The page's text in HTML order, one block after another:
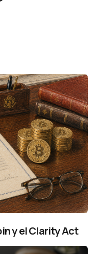
y el Clarity Act